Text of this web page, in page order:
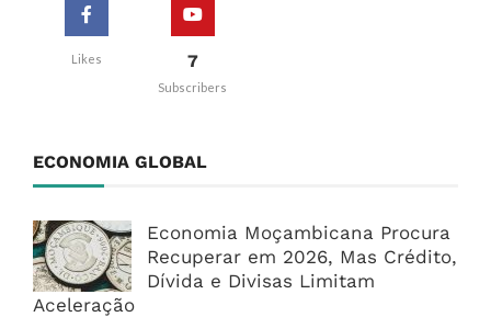
Likes 7
Subscribers
ECONOMIA GLOBAL
Economia Moçambicana Procura
Recuperar em 2026, Mas Crédito,
Dívida e Divisas Limitam
Aceleração